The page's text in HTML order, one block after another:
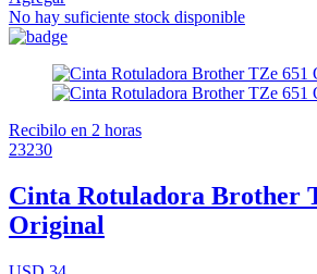
No hay suficiente stock disponible
Recibilo en 2 horas
23230
Cinta Rotuladora Brother
Original